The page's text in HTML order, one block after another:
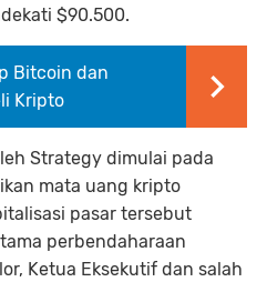
$90.500.
Bitcoin dan
Kripto
Strategy dimulai pada
mata uang kripto
pasar tersebut
perbendaharaan
Ketua Eksekutif dan salah